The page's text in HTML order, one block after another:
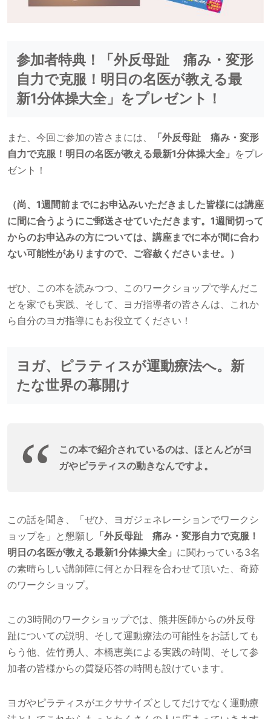
参加者特典！「外反母趾 痛み・変形
自力で克服！明日の名医が教える最
新1分体操大全」をプレゼント！
また、今回ご参加の皆さまには、
「外反母趾 痛み・変形
自力で克服！明日の名医が教える最新1分体操大全」 をプレ
ゼント！
（尚、1週間前までにお申込みいただきました皆様には講座
に間に合うようにご郵送させていただきます。1週間切って
からのお申込みの方については、講座までに本が間に合わ
ない可能性がありますので、ご容赦くださいませ。）
ぜひ、この本を読みつつ、このワークショップで学んだこ
とを家でも実践、そして、ヨガ指導者の皆さんは、これか
ら自分のヨガ指導にもお役立てください！
ヨガ、ピラティスが運動療法へ。新
たな世界の幕開け
この本で紹介されているのは、ほとんどがヨ
ガやピラティスの動きなんですよ。
この話を聞き、「ぜひ、ヨガジェネレーションでワークシ
ョップを」と懇願し 「外反母趾 痛み・変形自力で克服！
明日の名医が教える最新1分体操大全」 に関わっている3名
の素晴らしい講師陣に何とか日程を合わせて頂いた、奇跡
のワークショップ。
この3時間のワークショップでは、熊井医師からの外反母
趾についての説明、そして運動療法の可能性をお話しても
らう他、佐竹勇人、本橋恵美による実践の時間、そして参
加者の皆様からの質疑応答の時間も設けています。
ヨガやピラティスがエクササイズとしてだけでなく運動療